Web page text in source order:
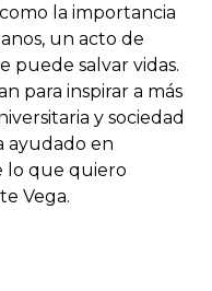
la importancia
un acto de
puede salvar vidas.
para inspirar a más
y sociedad
ayudado en
lo que quiero
Vega.